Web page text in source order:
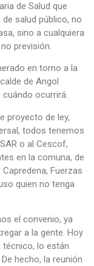
de Salud que
salud público, no
sino a cualquiera
previsión.
en torno a la
de Angol
cuándo ocurrirá.
proyecto de ley,
todos tenemos
o al Cescof,
en la comuna, de
Fuerzas
quien no tenga
el convenio, ya
a la gente. Hoy
lo están
hecho, la reunión